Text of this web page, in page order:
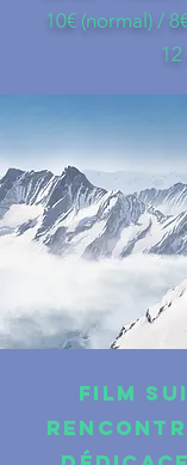
10€ (normal) /
12
FILM